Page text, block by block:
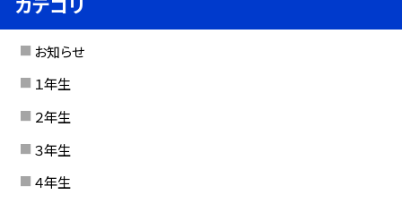
お知らせ
１年生
２年生
３年生
４年生